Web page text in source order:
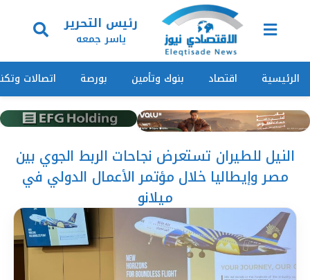
رئيس التحرير
ياسر جمعه
الرئيسية اقتصاد بنوك وتأمين بورصة اتصالات
النيل للطيران تستعرض نجاحات الربط الجوي بين
مصر وإيطاليا خلال مؤتمر الأعمال الدولي في
ميلانو